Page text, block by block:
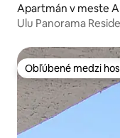
Apartmán v meste
Ulu Panorama
Obľúbené medzi
Obľúbené medzi